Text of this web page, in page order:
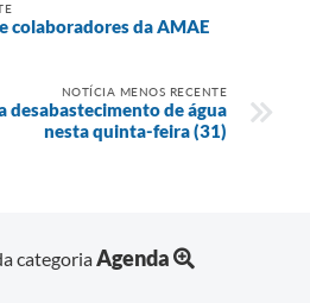
colaboradores da AMAE
NOTÍCIA MENOS RECENTE
desabastecimento de água
nesta quinta-feira (31)
categoriaAgenda